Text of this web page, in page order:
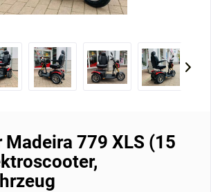
Madeira 779 XLS (15